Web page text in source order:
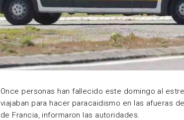
Once personas han fallecido este domingo al
viajaban para hacer paracaidismo en las afueras
de Francia, informaron las autoridades.